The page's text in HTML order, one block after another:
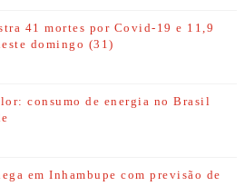
41 mortes por Covid-19 e 11,9
domingo (31)
consumo de energia no Brasil
em Inhambupe com previsão de